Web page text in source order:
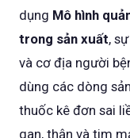
dụng Mô hình
trong sản xuất,
và cơ địa người
dùng các dòng
thuốc kê đơn sai
gan, thận và tim